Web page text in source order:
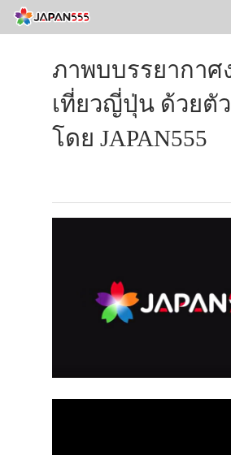
ภาพบบรรยากาศ
เที่ยวญี่ปุ่น ด้วยตัว
โดย JAPAN555